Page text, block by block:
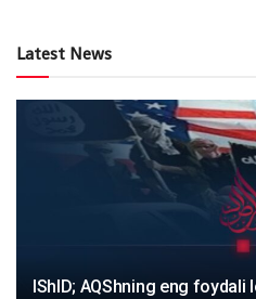
Latest News
IShID; AQShning eng foydali